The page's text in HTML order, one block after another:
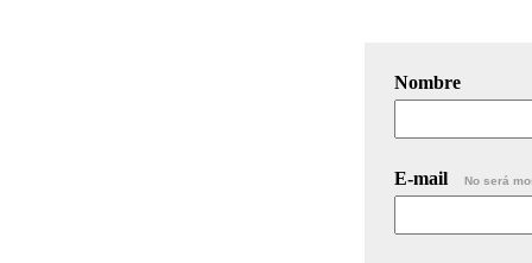
Nombre
E-mail No será